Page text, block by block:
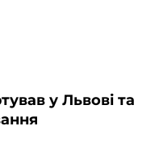
у Львові та